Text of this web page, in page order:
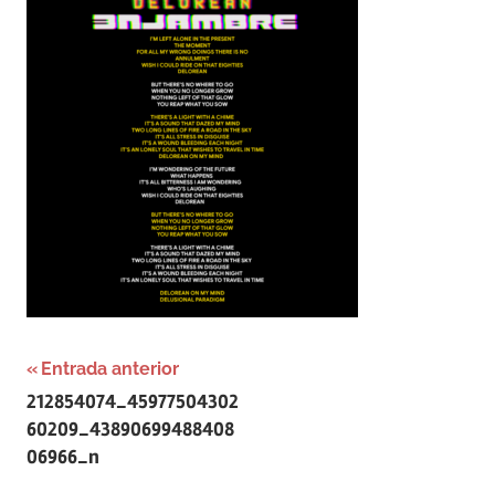
Navegación
de
entradas
Entrada anterior
212854074_45977504302
60209_43890699488408
06966_n